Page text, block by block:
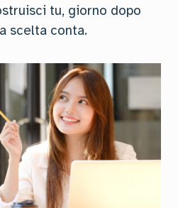
tu, giorno dopo
scelta conta.